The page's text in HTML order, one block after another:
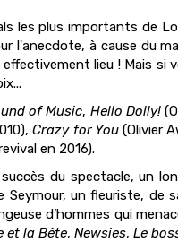
les plus importants de
l'anecdote, à cause du
lieu ! Mais si
of Music, Hello Dolly!
Crazy for You(Olivier
en 2016).
du spectacle, un
un fleuriste, de
d’hommes qui
et la Bête, Newsies, Le